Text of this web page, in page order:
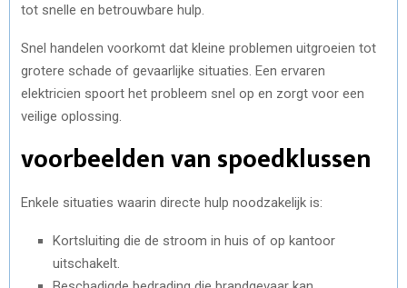
tot snelle en betrouwbare hulp.
Snel handelen voorkomt dat kleine problemen uitgroeien tot
grotere schade of gevaarlijke situaties. Een ervaren
elektricien spoort het probleem snel op en zorgt voor een
veilige oplossing.
voorbeelden van spoedklussen
Enkele situaties waarin directe hulp noodzakelijk is:
Kortsluiting die de stroom in huis of op kantoor
uitschakelt.